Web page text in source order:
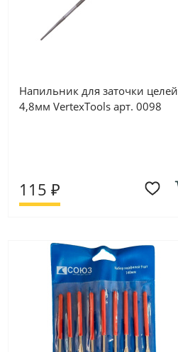
Напильник для заточки целей
4,8мм VertexTools арт. 0098
115 ₽